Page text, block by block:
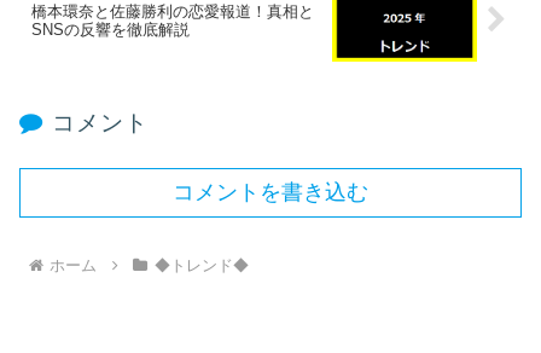
橋本環奈と佐藤勝利の恋愛報道！真相と
SNSの反響を徹底解説
コメント
コメントを書き込む
ホーム ◆トレンド◆